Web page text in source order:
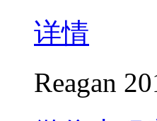
详情
Reagan